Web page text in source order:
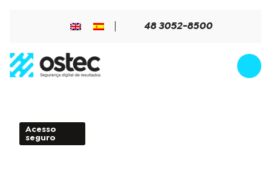
48 3052-8500
Acesso
seguro